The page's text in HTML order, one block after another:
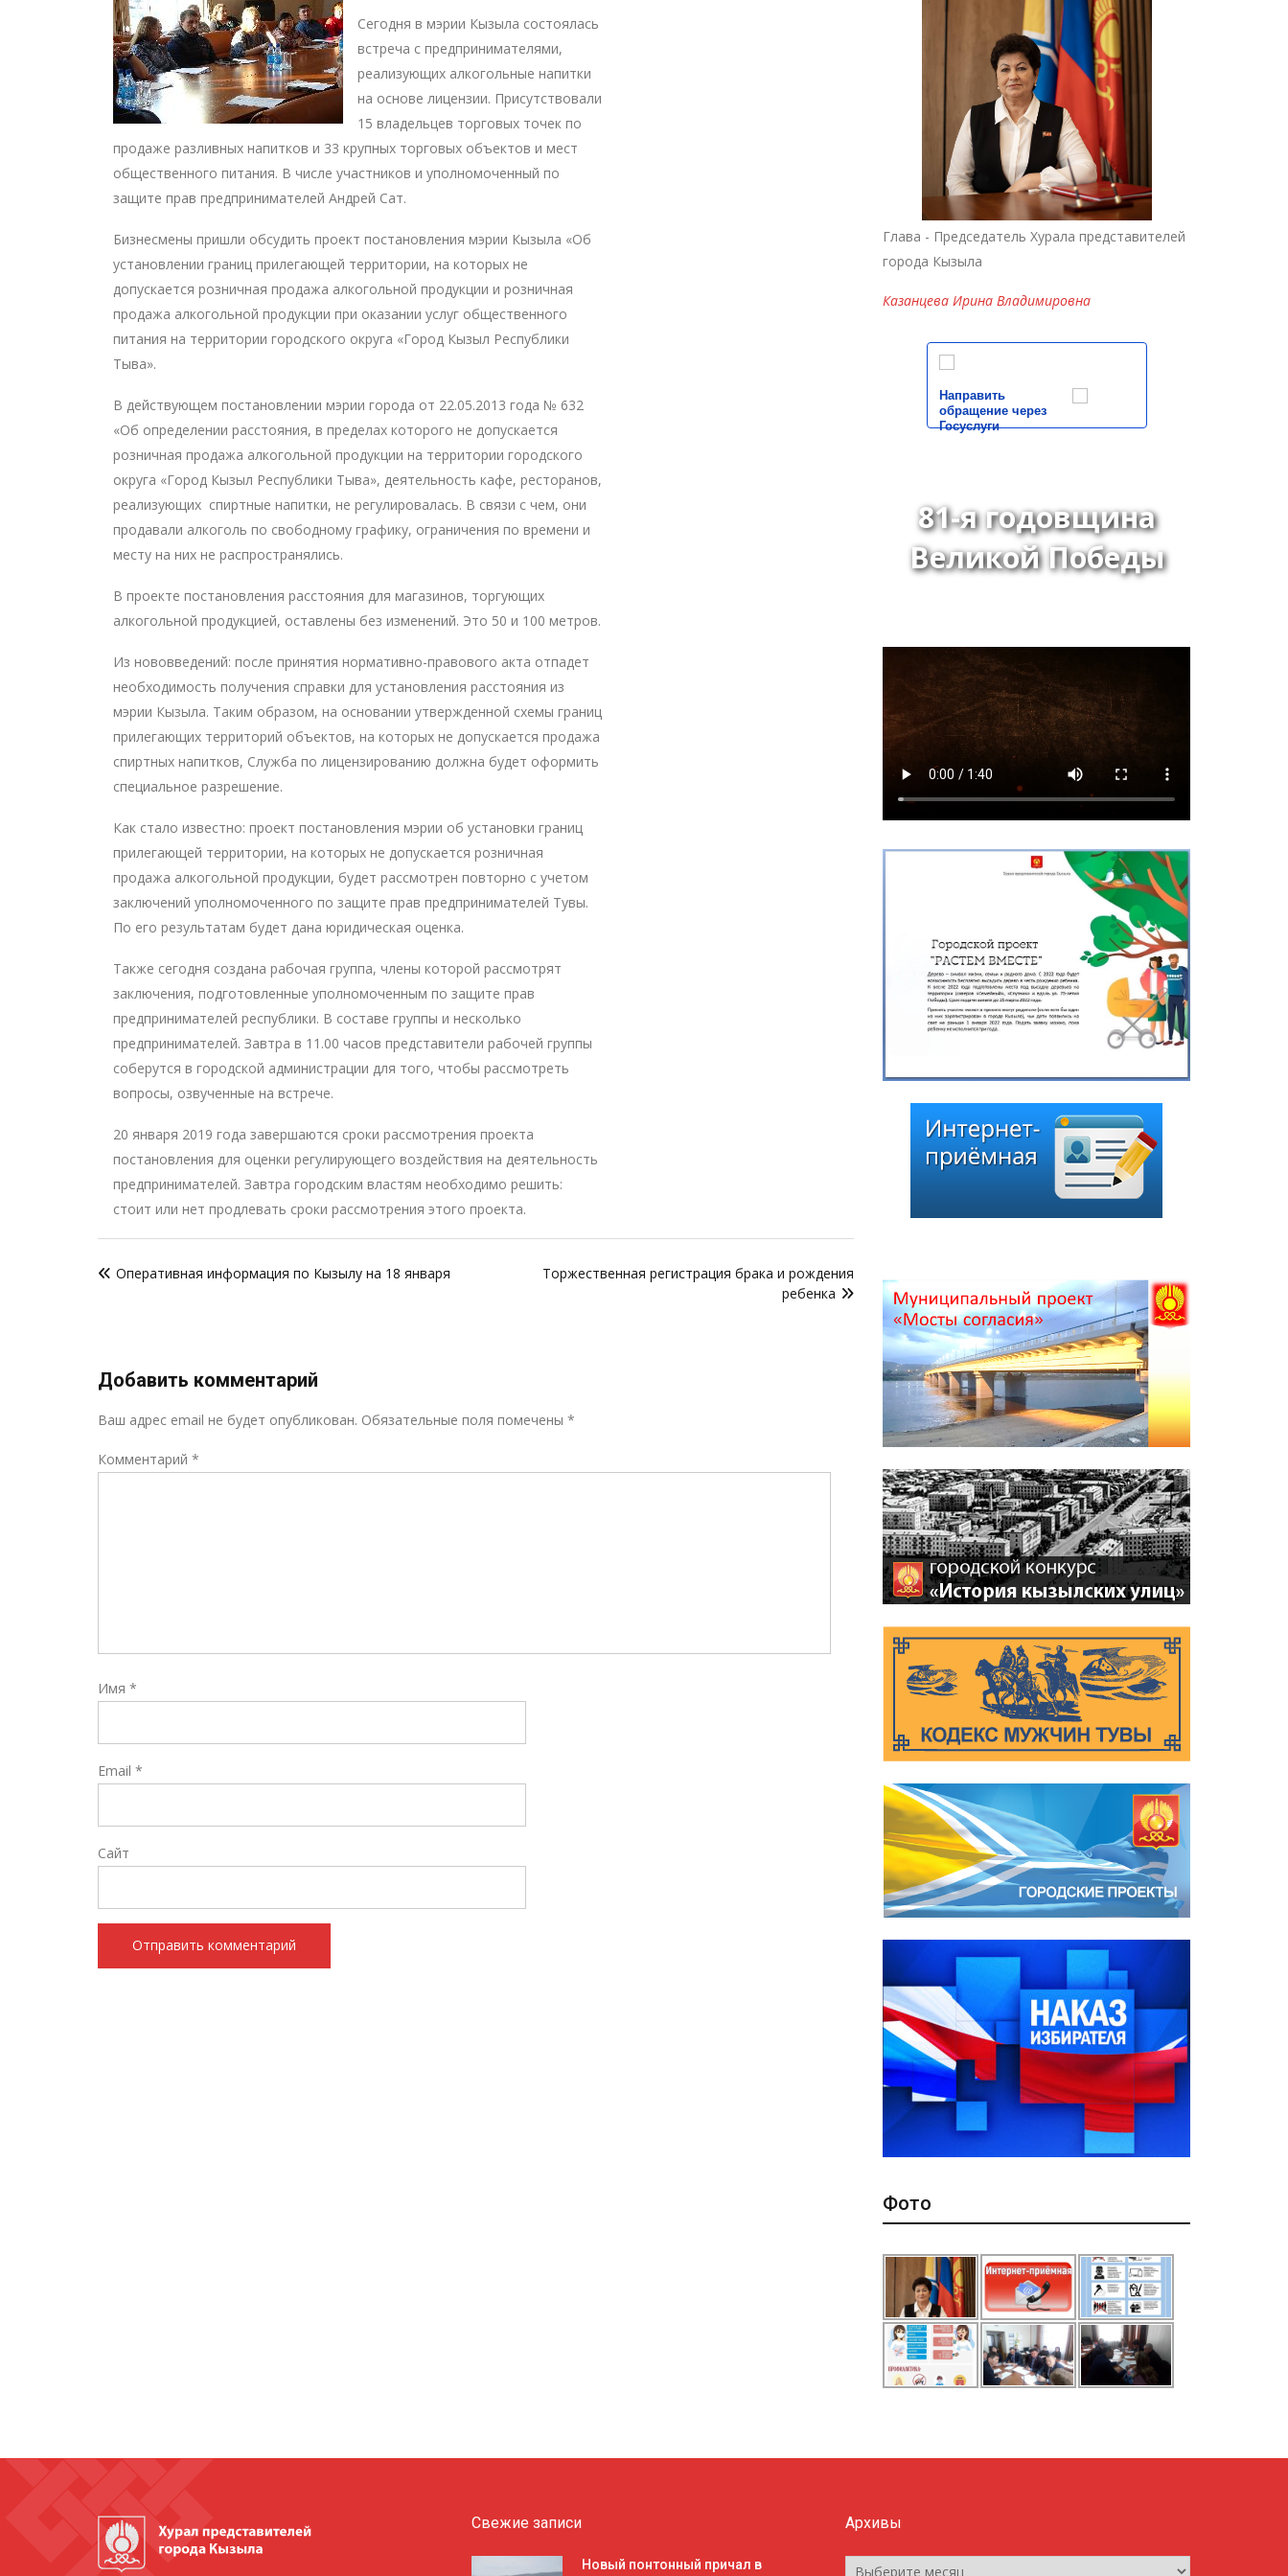
Сегодня в мэрии Кызыла состоялась
встреча с предпринимателями,
реализующих алкогольные напитки
на основе лицензии. Присутствовали
15 владельцев торговых точек по
продаже разливных напитков и 33 крупных торговых объектов и мест
общественного питания. В числе участников и уполномоченный по
защите прав предпринимателей Андрей Сат.
Бизнесмены пришли обсудить проект постановления мэрии Кызыла «Об
установлении границ прилегающей территории, на которых не
допускается розничная продажа алкогольной продукции и розничная
продажа алкогольной продукции при оказании услуг общественного
питания на территории городского округа «Город Кызыл Республики
Тыва».
В действующем постановлении мэрии города от 22.05.2013 года № 632
«Об определении расстояния, в пределах которого не допускается
розничная продажа алкогольной продукции на территории городского
округа «Город Кызыл Республики Тыва», деятельность кафе, ресторанов,
реализующих спиртные напитки, не регулировалась. В связи с чем, они
продавали алкоголь по свободному графику, ограничения по времени и
месту на них не распространялись.
В проекте постановления расстояния для магазинов, торгующих
алкогольной продукцией, оставлены без изменений. Это 50 и 100 метров.
Из нововведений: после принятия нормативно-правового акта отпадет
необходимость получения справки для установления расстояния из
мэрии Кызыла. Таким образом, на основании утвержденной схемы границ
прилегающих территорий объектов, на которых не допускается продажа
спиртных напитков, Служба по лицензированию должна будет оформить
специальное разрешение.
Как стало известно: проект постановления мэрии об установки границ
прилегающей территории, на которых не допускается розничная
продажа алкогольной продукции, будет рассмотрен повторно с учетом
заключений уполномоченного по защите прав предпринимателей Тувы.
По его результатам будет дана юридическая оценка.
Также сегодня создана рабочая группа, члены которой рассмотрят
заключения, подготовленные уполномоченным по защите прав
предпринимателей республики. В составе группы и несколько
предпринимателей. Завтра в 11.00 часов представители рабочей группы
соберутся в городской администрации для того, чтобы рассмотреть
вопросы, озвученные на встрече.
20 января 2019 года завершаются сроки рассмотрения проекта
постановления для оценки регулирующего воздействия на деятельность
предпринимателей. Завтра городским властям необходимо решить:
стоит или нет продлевать сроки рассмотрения этого проекта.
поОперативная информация по Кызылу на 18 января
Торжественная регистрация брака и рождения
ребенка
Добавить комментарий
Ваш адрес email не будет опубликован. Обязательные поля помечены *
Комментарий *
Имя *
Email *
Сайт
Рейтинг *
Глава - Председатель Хурала представителей
города Кызыла
Казанцева Ирина Владимировна
Направить
обращение через
Госуслуги
81-я годовщина
Великой Победы
Фото
Свежие записи
Новый понтонный причал в
Архивы
Архивы